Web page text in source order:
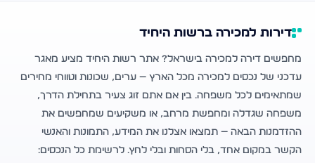
דירות למכירה ברשות היחיד
מחפשים דירה למכירה בישראל? אתר רשות היחיד מציע מאגר
עדכני של נכסים למכירה מכל הארץ — ערים, שכונות וטווחי מחירים
שמתאימים לכל משפחה. בין אם אתם זוג צעיר בתחילת הדרך,
משפחה שגדלה ומחפשת מרחב, או משקיעים שמחפשים את
ההזדמנות הבאה — תמצאו אצלנו את המידע, התמונות והאנשי
הקשר במקום אחד, בלי הסחות ובלי לחץ. לרשימת כל הנכסים: